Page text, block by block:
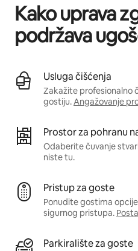
Kako uprava
podržava
Usluga čišćenja
Zakažite profesionalno
gostiju.Angažovanje
Prostor za pohranu
Odaberite čuvanje
niste tu.
Pristup za goste
Ponudite gostima
sigurnog pristupa.
Parkiralište za goste